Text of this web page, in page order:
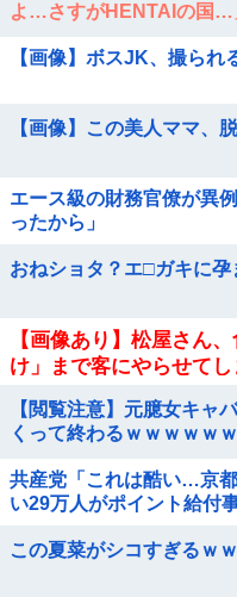
よ…さすがHENTAIの国…
【画像】ボスJK、撮られ
【画像】この美人ママ、
エース級の財務官僚が異
ったから」
おねショタ？エ□ガキに
【画像あり】松屋さん
け」まで客にやらせて
【閲覧注意】元臆女キャ
くって終わるｗｗｗｗｗ
共産党「これは酷い…京
い29万人がポイント給付
この夏菜がシコすぎるｗ